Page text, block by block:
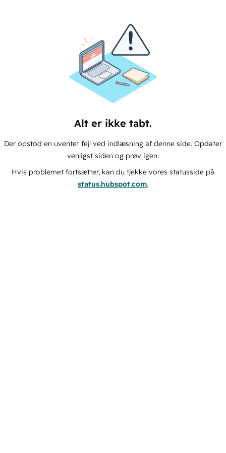
Alt er ikke tabt.
Der opstod en uventet fejl ved indlæsning af denne side. Opdater
venligst siden og prøv igen.
Hvis problemet fortsætter, kan du tjekke vores statusside på
status.hubspot.com.